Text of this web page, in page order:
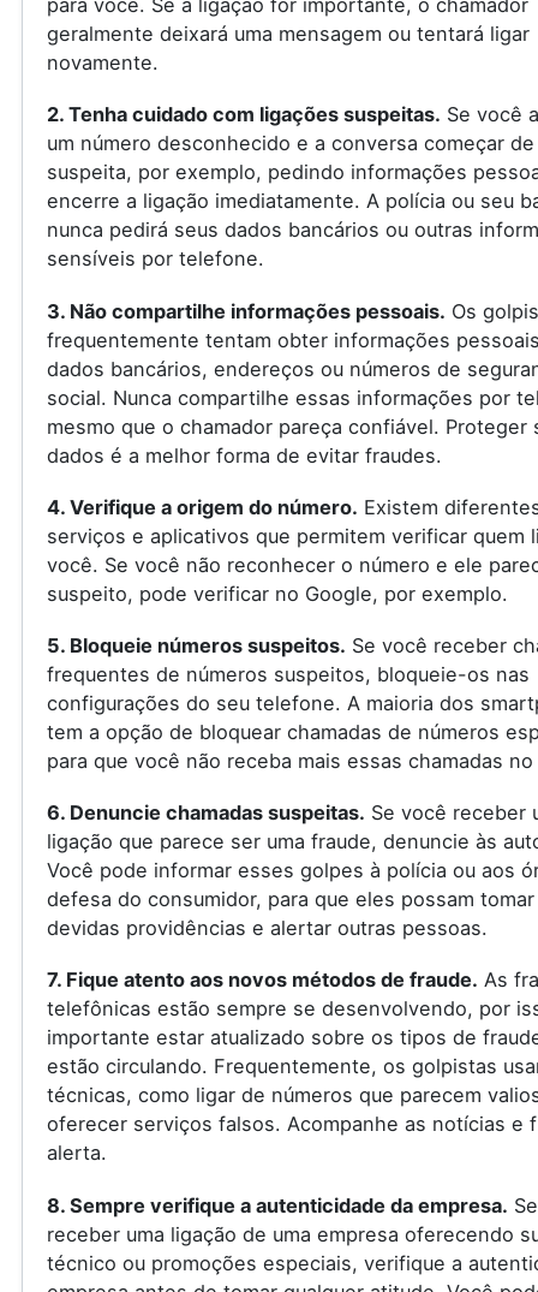
para você. Se a ligação for importante, o chamador
geralmente deixará uma mensagem ou tentará ligar
novamente.
2. Tenha cuidado com ligações suspeitas. Se você
um número desconhecido e a conversa começar
suspeita, por exemplo, pedindo informações
encerre a ligação imediatamente. A polícia ou seu
nunca pedirá seus dados bancários ou outras
sensíveis por telefone.
3. Não compartilhe informações pessoais. Os
frequentemente tentam obter informações
dados bancários, endereços ou números de
social. Nunca compartilhe essas informações por
mesmo que o chamador pareça confiável. Proteger
dados é a melhor forma de evitar fraudes.
4. Verifique a origem do número. Existem
serviços e aplicativos que permitem verificar quem
você. Se você não reconhecer o número e ele
suspeito, pode verificar no Google, por exemplo.
5. Bloqueie números suspeitos. Se você receber
frequentes de números suspeitos, bloqueie-os nas
configurações do seu telefone. A maioria dos
tem a opção de bloquear chamadas de números
para que você não receba mais essas chamadas
6. Denuncie chamadas suspeitas. Se você receber
ligação que parece ser uma fraude, denuncie às
Você pode informar esses golpes à polícia ou aos
defesa do consumidor, para que eles possam tomar
devidas providências e alertar outras pessoas.
7. Fique atento aos novos métodos de fraude. As
telefônicas estão sempre se desenvolvendo, por
importante estar atualizado sobre os tipos de
estão circulando. Frequentemente, os golpistas
técnicas, como ligar de números que parecem
oferecer serviços falsos. Acompanhe as notícias e
alerta.
8. Sempre verifique a autenticidade da empresa.
receber uma ligação de uma empresa oferecendo
técnico ou promoções especiais, verifique a